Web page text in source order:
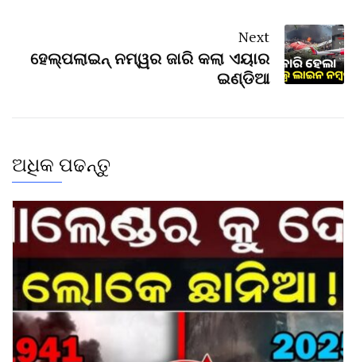
Next
ହେଲ୍ପଲାଇନ୍‌ ନମ୍ୱର ଜାରି କଲା ଏୟାର
ଇଣ୍ଡିଆ
ଅଧିକ ପଢନ୍ତୁ